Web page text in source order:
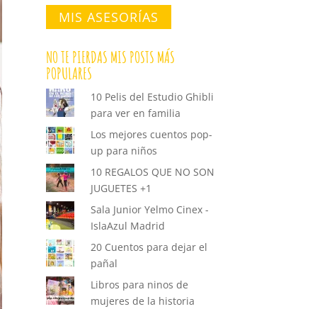
MIS ASESORÍAS
NO TE PIERDAS MIS POSTS MÁS
POPULARES
10 Pelis del Estudio Ghibli
para ver en familia
Los mejores cuentos pop-
up para niños
10 REGALOS QUE NO SON
JUGUETES +1
Sala Junior Yelmo Cinex -
IslaAzul Madrid
20 Cuentos para dejar el
pañal
Libros para ninos de
mujeres de la historia